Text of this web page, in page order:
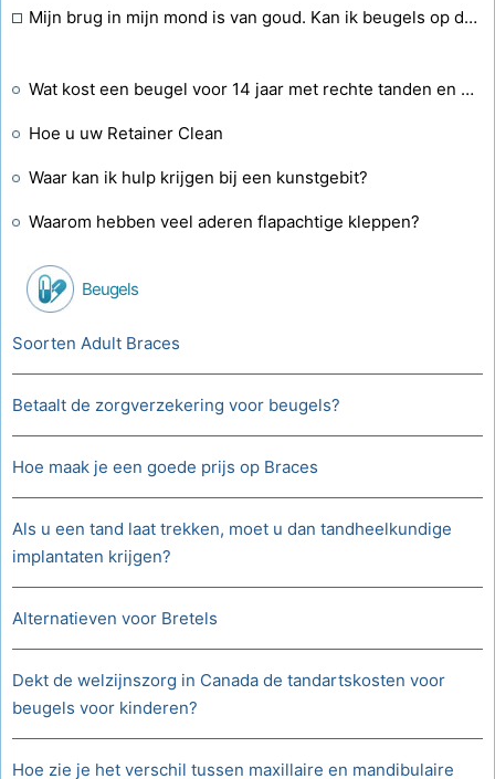
Mijn brug in mijn mond is van goud. Kan ik beugels op die brug zetten. Ik maak me zorgen over het bovenste gedeelte. Kunnen ze zich aan de tand hechten zonder deze te beschadigen?
Wat kost een beugel voor 14 jaar met rechte tanden en een overbeet heeft ze een beugel of beugel nodig?
Hoe u uw Retainer Clean
Waar kan ik hulp krijgen bij een kunstgebit?
Waarom hebben veel aderen flapachtige kleppen?
Beugels
Soorten Adult Braces
Betaalt de zorgverzekering voor beugels?
Hoe maak je een goede prijs op Braces
Als u een tand laat trekken, moet u dan tandheelkundige
implantaten krijgen?
Alternatieven voor Bretels
Dekt de welzijnszorg in Canada de tandartskosten voor
beugels voor kinderen?
Hoe zie je het verschil tussen maxillaire en mandibulaire